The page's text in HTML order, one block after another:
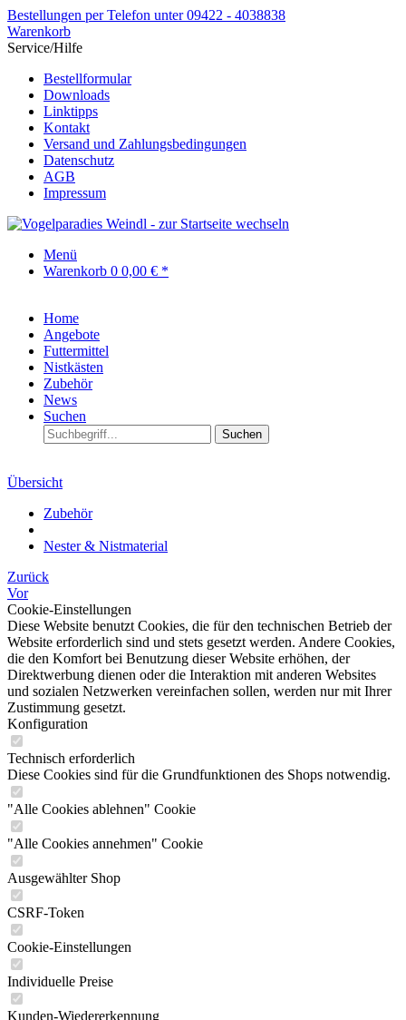
Bestellungen per Telefon unter 09422 - 4038838
Warenkorb
Service/Hilfe
Bestellformular
Downloads
Linktipps
Kontakt
Versand und Zahlungsbedingungen
Datenschutz
AGB
Impressum
Menü
Warenkorb 0 0,00 € *
Home
Angebote
Futtermittel
Nistkästen
Zubehör
News
Suchen
Suchen
Übersicht
Zubehör
Nester & Nistmaterial
Zurück
Vor
Cookie-Einstellungen
Diese Website benutzt Cookies, die für den technischen Betrieb der
Website erforderlich sind und stets gesetzt werden. Andere Cookies,
die den Komfort bei Benutzung dieser Website erhöhen, der
Direktwerbung dienen oder die Interaktion mit anderen Websites
und sozialen Netzwerken vereinfachen sollen, werden nur mit Ihrer
Zustimmung gesetzt.
Konfiguration
Technisch erforderlich
Diese Cookies sind für die Grundfunktionen des Shops notwendig.
"Alle Cookies ablehnen" Cookie
"Alle Cookies annehmen" Cookie
Ausgewählter Shop
CSRF-Token
Cookie-Einstellungen
Individuelle Preise
Kunden-Wiedererkennung